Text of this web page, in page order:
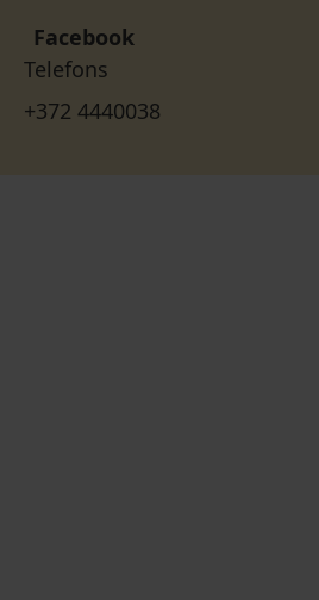
Facebook
Telefons
+372 4440038